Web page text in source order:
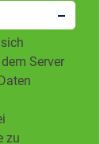
Server
zu